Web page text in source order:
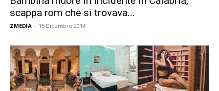
scappa rom che si trovava...
ZMEDIA - 15 Dicembre 2014